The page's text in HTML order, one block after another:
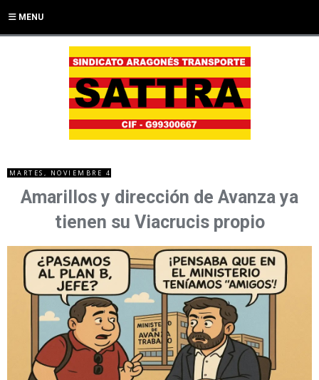
MENU
MARTES, NOVIEMBRE 4
Amarillos y dirección de Avanza ya
tienen su Viacrucis propio